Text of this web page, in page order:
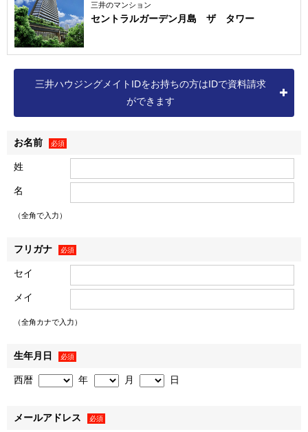
お客様の個人情報につきましては、本マンションの販売のた
めに、各事業主・販売代理会社が共同して利用させていただ
きます。
個別の目的にて利用させていただきます。
合せ窓口＞
Ⅰ．個人情報の共同利用
（1） 利用目的
関する情報、サービスの提供。
② CENTRAL GARDEN TSUKISHIMA THE TOWERの購入、
入居にいたる諸手続きの実施。
③ 共同利用各社における個別の利用目的に基づく利用。
（2） 共同利用者の範囲
三井不動産レジデンシャル株式会社、野村不動産株式会社、
（3） 共同利用する個人情報の項目
三井のマンション
セントラルガーデン月島 ザ タワー
三井ハウジングメイトIDをお持ちの方はIDで資料請求
ができます
お名前 必須
姓
名
（全角で入力）
フリガナ 必須
セイ
メイ
（全角カナで入力）
生年月日 必須
西暦 年 月 日
メールアドレス 必須